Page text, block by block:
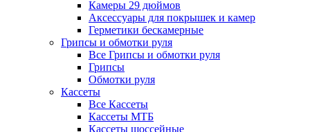
Камеры 29 дюймов
Аксессуары для покрышек и камер
Герметики бескамерные
Грипсы и обмотки руля
Все Грипсы и обмотки руля
Грипсы
Обмотки руля
Кассеты
Все Кассеты
Кассеты МТБ
Кассеты шоссейные